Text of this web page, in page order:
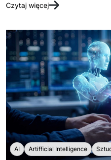
Czytaj więcej
AI Artifficial Intelligence